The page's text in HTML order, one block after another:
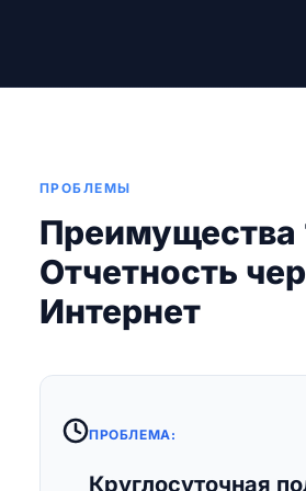
ПРОБЛЕМЫ
Преимущества
Отчетность
Интернет
ПРОБЛЕМА:
Круглосуточная